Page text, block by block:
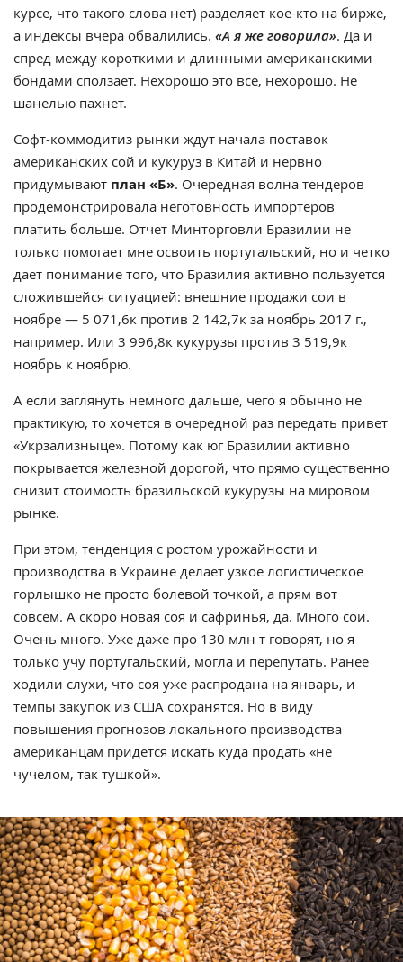
курсе, что такого слова нет) разделяет кое-кто на бирже,
а индексы вчера обвалились. «А я же говорила». Да и
спред между короткими и длинными американскими
бондами сползает. Нехорошо это все, нехорошо. Не
шанелью пахнет.
Софт-коммодитиз рынки ждут начала поставок
американских сой и кукуруз в Китай и нервно
придумывают план «Б». Очередная волна тендеров
продемонстрировала неготовность импортеров
платить больше. Отчет Минторговли Бразилии не
только помогает мне освоить португальский, но и четко
дает понимание того, что Бразилия активно пользуется
сложившейся ситуацией: внешние продажи сои в
ноябре — 5 071,6к против 2 142,7к за ноябрь 2017 г.,
например. Или 3 996,8к кукурузы против 3 519,9к
ноябрь к ноябрю.
А если заглянуть немного дальше, чего я обычно не
практикую, то хочется в очередной раз передать привет
«Укрзализныце». Потому как юг Бразилии активно
покрывается железной дорогой, что прямо существенно
снизит стоимость бразильской кукурузы на мировом
рынке.
При этом, тенденция с ростом урожайности и
производства в Украине делает узкое логистическое
горлышко не просто болевой точкой, а прям вот
совсем. А скоро новая соя и сафринья, да. Много сои.
Очень много. Уже даже про 130 млн т говорят, но я
только учу португальский, могла и перепутать. Ранее
ходили слухи, что соя уже распродана на январь, и
темпы закупок из США сохранятся. Но в виду
повышения прогнозов локального производства
американцам придется искать куда продать «не
чучелом, так тушкой».